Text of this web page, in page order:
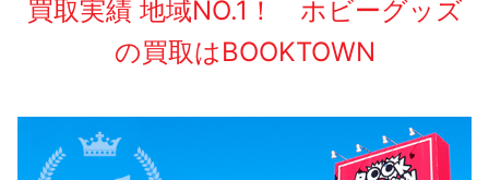
買取実績 地域NO.1！ ホビーグッズ
の買取はBOOKTOWN